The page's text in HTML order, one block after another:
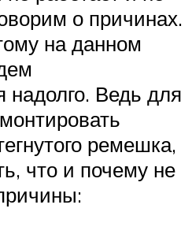
о причинах.
на данном
надолго. Ведь для
ремешка,
что и почему не